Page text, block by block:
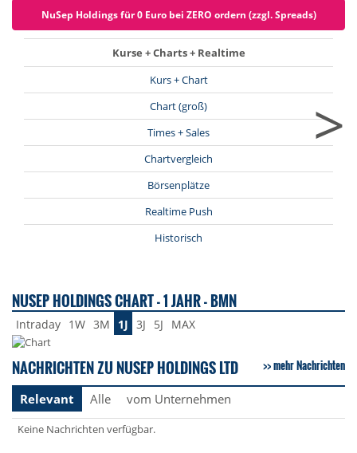
NuSep Holdings für 0 Euro bei ZERO ordern (zzgl. Spreads)
Kurse + Charts + Realtime
Kurs + Chart
Chart (groß)
Times + Sales
Chartvergleich
Börsenplätze
Realtime Push
Historisch
>
NUSEP HOLDINGS CHART - 1 JAHR - BMN
Intraday 1W 3M 1J 3J 5J MAX
NACHRICHTEN ZU NUSEP HOLDINGS LTD mehr Nachrichten
Relevant Alle vom Unternehmen
Keine Nachrichten verfügbar.